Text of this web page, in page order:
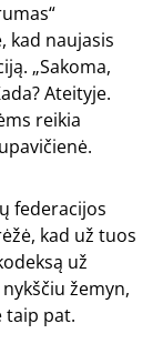
kad naujasis
„Sakoma,
Ateityje.
reikia
federacijos
kad už tuos
už
žemyn,
taip pat.